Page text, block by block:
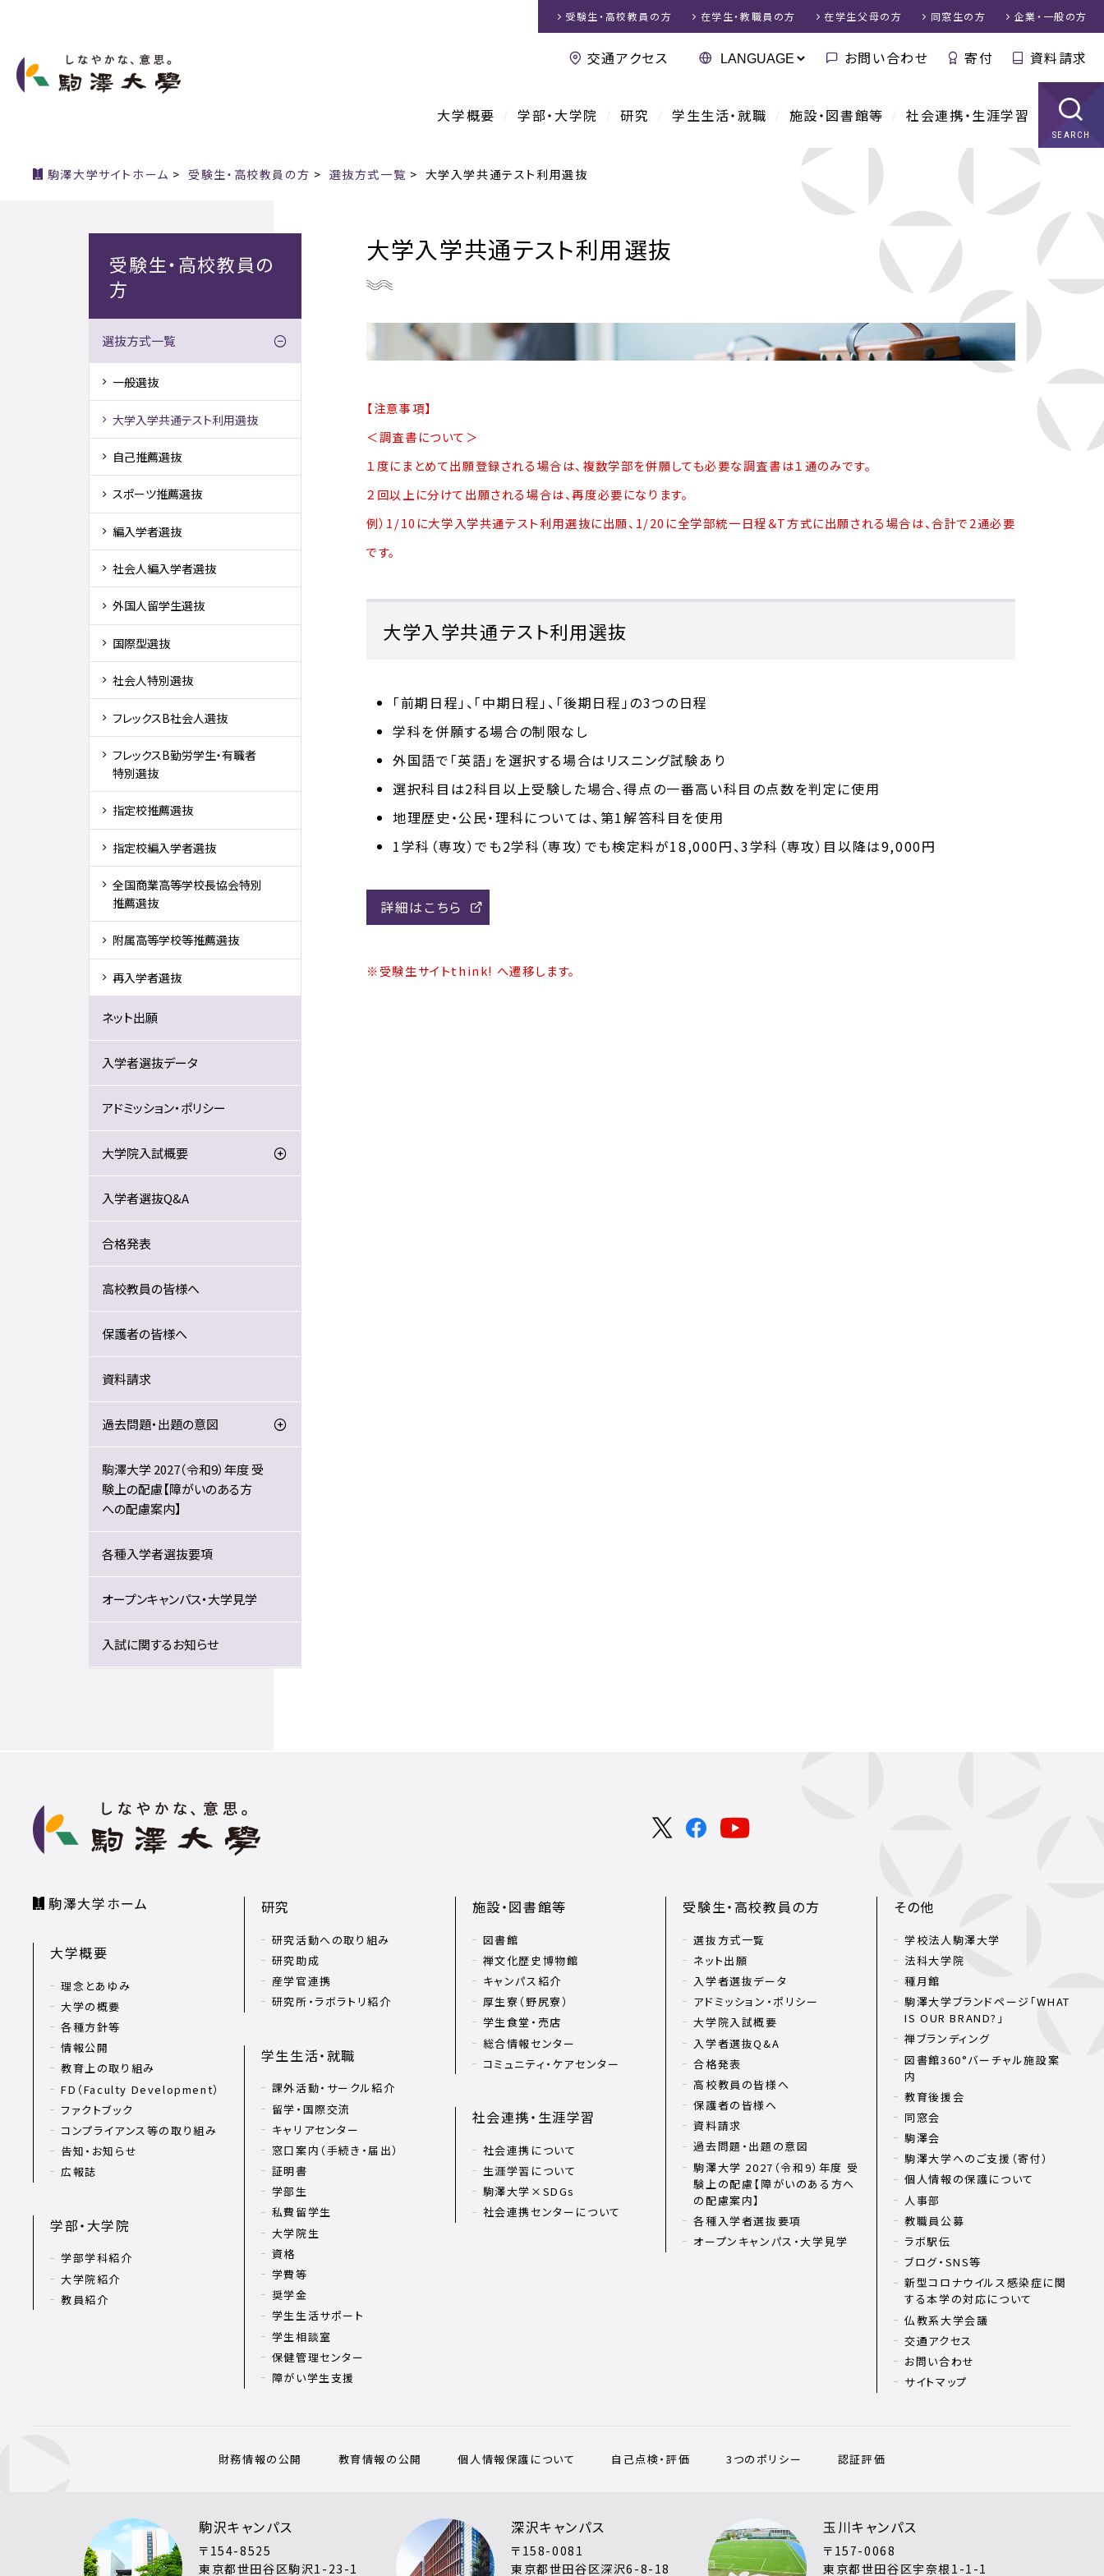
大学概要 学部・大学院 研究 学生生活・就職 施設・図書館等 社会連携・生涯学習
SEARCH
受験生・高校教員 の方 在学生・教職員 の方 在学生父母の方 同窓生の方 企業・一般の方
交通アクセス お問い合わせ 寄付 資料請求
駒澤大学サイトホーム > 受験生・高校教員の方 > 選抜方式一覧 > 大学入学共通テスト利用選抜
大学入学共通テスト利用選抜
【注意事項】
＜調査書について＞
１度にまとめて出願登録される場合は、複数学部を併願しても必要な調査書は１通のみです。
２回以上に分けて出願される場合は、再度必要になります。
例）1/10に大学入学共通テスト利用選抜に出願、1/20に全学部統一日程＆T方式に出願される場合は、合計で2通必要
です。
大学入学共通テスト利用選抜
「前期日程」、「中期日程」、「後期日程」の3つの日程
学科を併願する場合の制限なし
外国語で「英語」を選択する場合はリスニング試験あり
選択科目は2科目以上受験した場合、得点の一番高い科目の点数を判定に使用
地理歴史・公民・理科については、第1解答科目を使用
1学科（専攻）でも2学科（専攻）でも検定料が18,000円、3学科（専攻）目以降は9,000円
詳細はこちら
※受験生サイトthink! へ遷移します。
受験生・高校教員の
方
選抜方式一覧
一般選抜
大学入学共通テスト利用選抜
自己推薦選抜
スポーツ推薦選抜
編入学者選抜
社会人編入学者選抜
外国人留学生選抜
国際型選抜
社会人特別選抜
フレックスB社会人選抜
フレックスB勤労学生・有職者
特別選抜
指定校推薦選抜
指定校編入学者選抜
全国商業高等学校長協会特別
推薦選抜
附属高等学校等推薦選抜
再入学者選抜
ネット出願
入学者選抜データ
アドミッション・ポリシー
大学院入試概要
入学者選抜Q&A
合格発表
高校教員の皆様へ
保護者の皆様へ
資料請求
過去問題・出題の意図
駒澤大学 2027（令和9）年度 受
験上の配慮【障がいのある方
への配慮案内】
各種入学者選抜要項
オープンキャンパス・大学見学
入試に関するお知らせ
駒澤大学ホーム
大学概要
理念とあゆみ
大学の概要
各種方針等
情報公開
教育上の取り組み
FD（Faculty Development）
ファクトブック
コンプライアンス等の取り組み
告知・お知らせ
広報誌
学部・大学院
学部学科紹介
大学院紹介
教員紹介
研究
研究活動への取り組み
研究助成
産学官連携
研究所・ラボラトリ紹介
学生生活・就職
課外活動・サークル紹介
留学・国際交流
キャリアセンター
窓口案内（手続き・届出）
証明書
学部生
私費留学生
大学院生
資格
学費等
奨学金
学生生活サポート
学生相談室
保健管理センター
障がい学生支援
施設・図書館等
図書館
禅文化歴史博物館
キャンパス紹介
厚生寮（野尻寮）
学生食堂・売店
総合情報センター
コミュニティ・ケアセンター
社会連携・生涯学習
社会連携について
生涯学習について
駒澤大学×SDGs
社会連携センターについて
受験生・高校教員の方
選抜方式一覧
ネット出願
入学者選抜データ
アドミッション・ポリシー
大学院入試概要
入学者選抜Q&A
合格発表
高校教員の皆様へ
保護者の皆様へ
資料請求
過去問題・出題の意図
駒澤大学 2027（令和9）年度 受
験上の配慮【障がいのある方へ
の配慮案内】
各種入学者選抜要項
オープンキャンパス・大学見学
その他
学校法人駒澤大学
法科大学院
種月館
駒澤大学ブランドページ「WHAT
IS OUR BRAND?」
禅ブランディング
図書館360°バーチャル施設案
内
教育後援会
同窓会
駒澤会
駒澤大学へのご支援（寄付）
個人情報の保護について
人事部
教職員公募
ラボ駅伝
ブログ・SNS等
新型コロナウイルス感染症に関
する本学の対応について
仏教系大学会議
交通アクセス
お問い合わせ
サイトマップ
財務情報の公開 教育情報の公開 個人情報保護について 自己点検・評価 3つのポリシー 認証評価
駒沢キャンパス
〒154-8525
東京都世田谷区駒沢1-23-1
深沢キャンパス
〒158-0081
東京都世田谷区深沢6-8-18
玉川キャンパス
〒157-0068
東京都世田谷区宇奈根1-1-1